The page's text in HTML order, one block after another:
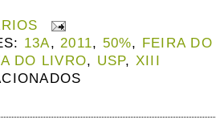
13A,2011, 50%, FEIRA DO
DO LIVRO, USP, XIII